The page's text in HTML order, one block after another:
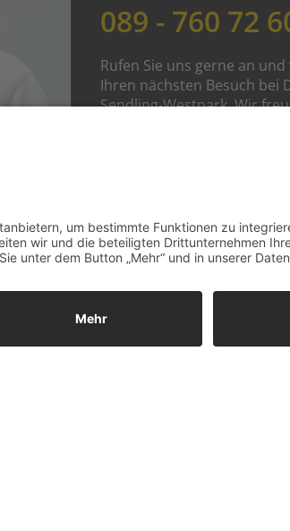
089 - 760 72
Rufen Sie uns gerne an
Ihren nächsten Besuch bei
Sendling-Westpark. Wir